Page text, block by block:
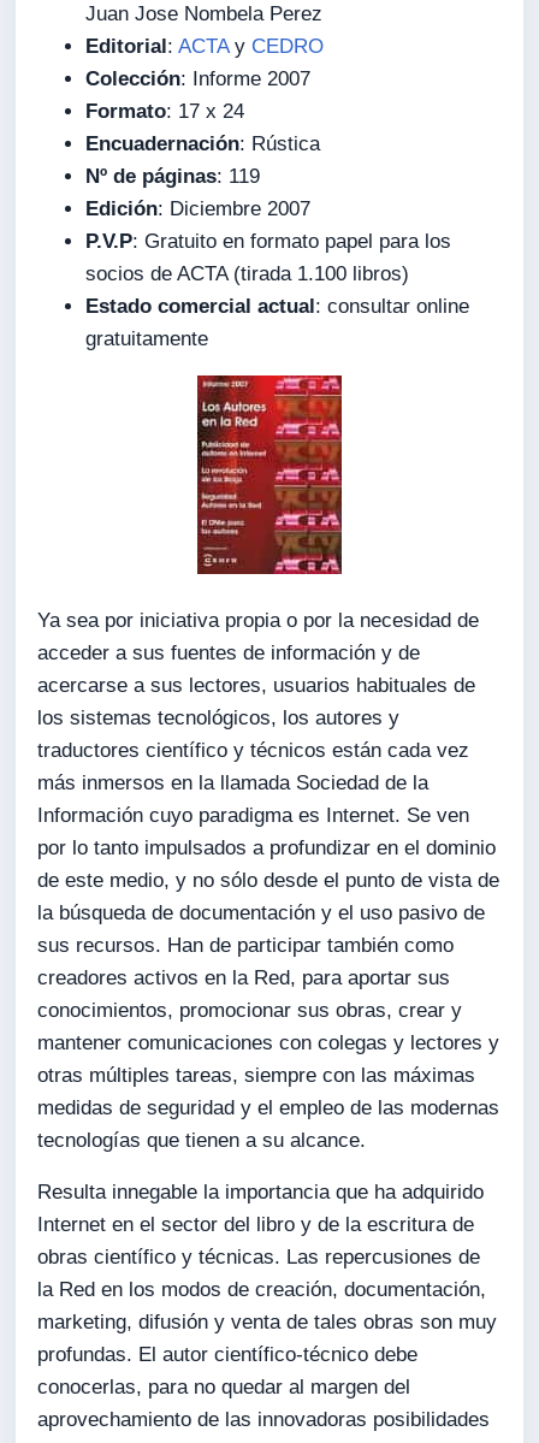
Juan Jose Nombela Perez
Editorial:ACTAy CEDRO
Colección: Informe 2007
Formato: 17 x 24
Encuadernación: Rústica
Nº de páginas: 119
Edición: Diciembre 2007
P.V.P: Gratuito en formato papel para los
socios de ACTA (tirada 1.100 libros)
Estado comercial actual: consultar online
gratuitamente
Ya sea por iniciativa propia o por la necesidad de
acceder a sus fuentes de información y de
acercarse a sus lectores, usuarios habituales de
los sistemas tecnológicos, los autores y
traductores científico y técnicos están cada vez
más inmersos en la llamada Sociedad de la
Información cuyo paradigma es Internet. Se ven
por lo tanto impulsados a profundizar en el dominio
de este medio, y no sólo desde el punto de vista de
la búsqueda de documentación y el uso pasivo de
sus recursos. Han de participar también como
creadores activos en la Red, para aportar sus
conocimientos, promocionar sus obras, crear y
mantener comunicaciones con colegas y lectores y
otras múltiples tareas, siempre con las máximas
medidas de seguridad y el empleo de las modernas
tecnologías que tienen a su alcance.
Resulta innegable la importancia que ha adquirido
Internet en el sector del libro y de la escritura de
obras científico y técnicas. Las repercusiones de
la Red en los modos de creación, documentación,
marketing, difusión y venta de tales obras son muy
profundas. El autor científico-técnico debe
conocerlas, para no quedar al margen del
aprovechamiento de las innovadoras posibilidades